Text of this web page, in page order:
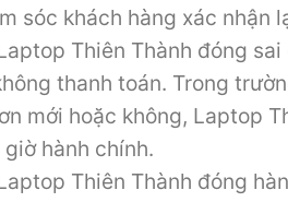
sóc khách hàng xác nhận
Thiên Thành đóng
thanh toán. Trong
mới hoặc không, Laptop
hành chính.
Thiên Thành đóng